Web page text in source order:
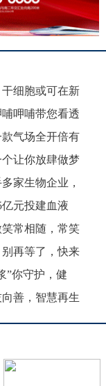
细胞或可在新
呷哺带您看透
气场全开倍有
让你放肆做梦
家生物企业，
元投建血液
常相随，常笑
再等了，快来
”你守护，健
善，智慧再生